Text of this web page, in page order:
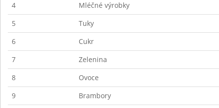
4
Mléčné výrobky
5
Tuky
6
Cukr
7
Zelenina
8
Ovoce
9
Brambory